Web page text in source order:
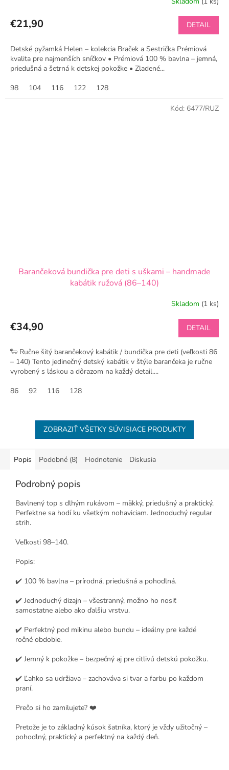
€21,90 DETAIL
Detské pyžamká Helen – kolekcia Braček a Sestrička Prémiová
kvalita pre najmenších sníčkov • Prémiová 100 % bavlna – jemná,
priedušná a šetrná k detskej pokožke • Zladené...
98
104 116 122 128
Barančeková bundička pre deti s uškami – handmade
kabátik ružová (86–140)
Skladom (1 ks)
€34,90 DETAIL
🐑 Ručne šitý barančekový kabátik / bundička pre deti (veľkosti 86
– 140) Tento jedinečný detský kabátik v štýle barančeka je ručne
vyrobený s láskou a dôrazom na každý detail....
86
92 116 128
Kód: 6477/RUZ
ZOBRAZIŤ VŠETKY SÚVISIACE PRODUKTY
Popis Podobné (8) Hodnotenie Diskusia
Podrobný popis
Bavlnený top s dlhým rukávom – mäkký, priedušný a praktický.
Perfektne sa hodí ku všetkým nohaviciam. Jednoduchý regular
strih.
Veľkosti 98–140.
Popis:
✔️ 100 % bavlna – prírodná, priedušná a pohodlná.
✔️ Jednoduchý dizajn – všestranný, možno ho nosiť
samostatne alebo ako ďalšiu vrstvu.
✔️ Perfektný pod mikinu alebo bundu – ideálny pre každé
ročné obdobie.
✔️ Jemný k pokožke – bezpečný aj pre citlivú detskú pokožku.
✔️ Ľahko sa udržiava – zachováva si tvar a farbu po každom
praní.
Prečo si ho zamilujete? ❤️
Pretože je to základný kúsok šatníka, ktorý je vždy užitočný –
pohodlný, praktický a perfektný na každý deň.